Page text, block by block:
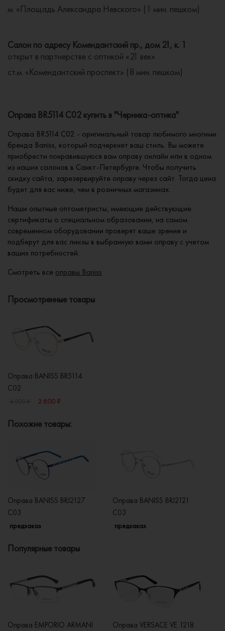
м. «Площадь Александра Невского» (1 мин. пешком)
Салон по адресу Комендантский пр., дом 21, к. 1
открыт в партнерстве с оптикой «21 век»
ст.м. «Комендантский проспект» (8 мин. пешком)
Оправа BR5114 C02 купить в "Черника-оптика"
Оправа BR5114 C02 - оригинальный товар любимого многими
бренда Baniss, который подчеркнет ваш стиль. Вы можете
приобрести понравившуюся вам оправу онлайн или в одном
из наших салонов в Санкт-Петербурге. Чтобы получить
скидку сайта, зарезервируйте оправу через сайт. Тогда цена
будет для вас ниже, чем в розничных магазинах.
Наши опытные оптометристы, имеющие действующие
сертификаты о специальном образовании, на самом
современном оборудовании проверят ваше зрение и
подберут для вас линзы в выбранную вами оправу с учетом
ваших потребностей.
Смотреть все оправы Baniss
Просмотренные товары
Оправа BANISS BR5114
C02
2 800 ₽
Похожие товары:
Оправа BANISS BRJ2127
C03
предзаказ
Оправа BANISS BRJ2121
C03
предзаказ
Популярные товары
Оправа EMPORIO ARMANI
Оправа VERSACE VE 1218